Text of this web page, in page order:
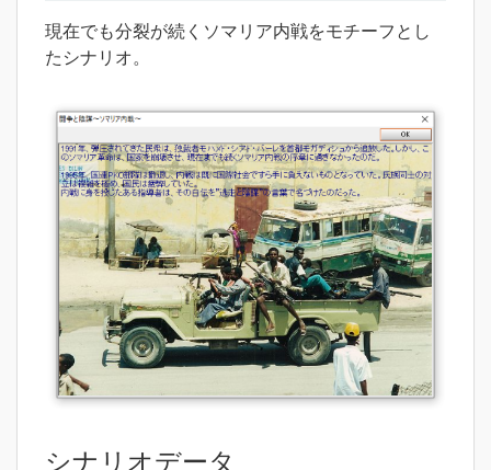
現在でも分裂が続くソマリア内戦をモチーフとし
たシナリオ。
シナリオデータ